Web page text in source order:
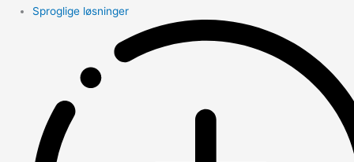
Sproglige løsninger